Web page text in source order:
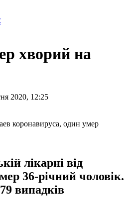
хворий на
2020, 12:25
лікарні від
36-річний чоловік.
випадків